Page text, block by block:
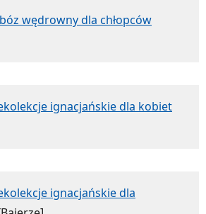
wędrowny dla chłopców
ignacjańskie dla kobiet
ignacjańskie dla